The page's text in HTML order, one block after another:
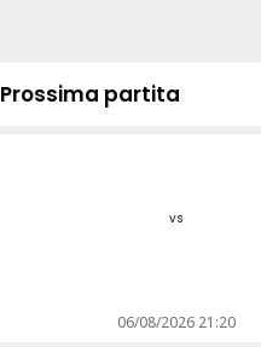
Prossima partita
vs
06/08/2026 21:20